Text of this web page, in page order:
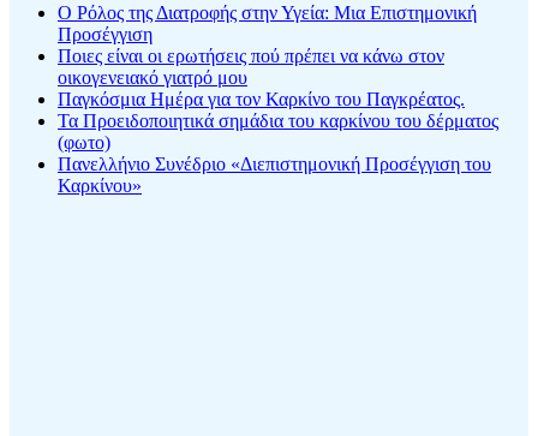
Ο Ρόλος της Διατροφής στην Υγεία: Μια Επιστημονική
Προσέγγιση
Ποιες είναι οι ερωτήσεις πού πρέπει να κάνω στον
οικογενειακό γιατρό μου
Παγκόσμια Ημέρα για τον Καρκίνο του Παγκρέατος.
Τα Προειδοποιητικά σημάδια του καρκίνου του δέρματος
(φωτο)
Πανελλήνιο Συνέδριο «Διεπιστημονική Προσέγγιση του
Καρκίνου»